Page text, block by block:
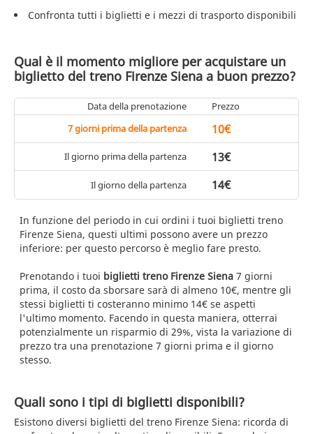
Confronta tutti i biglietti e i mezzi di trasporto disponibili
Qual è il momento migliore per acquistare un
biglietto del treno Firenze Siena a buon prezzo?
Data della prenotazione
Prezzo
7 giorni prima della partenza
10€
Il giorno prima della partenza 13€
Il giorno della partenza 14€
In funzione del periodo in cui ordini i tuoi biglietti treno
Firenze Siena, questi ultimi possono avere un prezzo
inferiore: per questo percorso è meglio fare presto.
Prenotando i tuoi biglietti treno Firenze Siena 7 giorni
prima, il costo da sborsare sarà di almeno 10€, mentre gli
stessi biglietti ti costeranno minimo 14€ se aspetti
l'ultimo momento. Facendo in questa maniera, otterrai
potenzialmente un risparmio di 29%, vista la variazione di
prezzo tra una prenotazione 7 giorni prima e il giorno
stesso.
Quali sono i tipi di biglietti disponibili?
Esistono diversi biglietti del treno Firenze Siena: ricorda di